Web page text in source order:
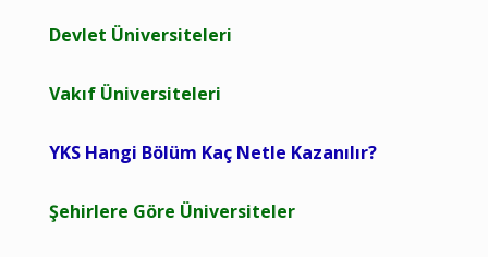
Devlet Üniversiteleri
Vakıf Üniversiteleri
YKS Hangi Bölüm Kaç Netle Kazanılır?
Şehirlere Göre Üniversiteler